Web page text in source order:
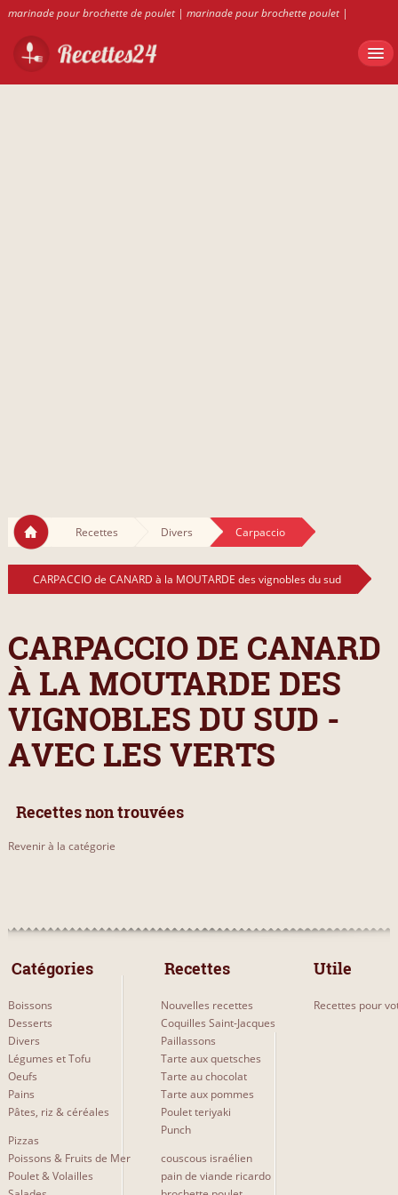
marinade pour brochette de poulet| marinade pour brochette poulet|
marinade pour brochettes de poulet
|
recette salade de pates|marinade pour brochette poulet
Recettes Divers Carpaccio
CARPACCIO de CANARD à la MOUTARDE des vignobles du sud
CARPACCIO DE CANARD
À LA MOUTARDE DES
VIGNOBLES DU SUD -
AVEC LES VERTS
Recettes non trouvées
Revenir à la catégorie
Catégories
Boissons
Desserts
Divers
Légumes et Tofu
Oeufs
Pains
Pâtes, riz & céréales
Pizzas
Poissons & Fruits de Mer
Poulet & Volailles
Recettes
Nouvelles recettes
Coquilles Saint-Jacques
Paillassons
Tarte aux quetsches
Tarte au chocolat
Tarte aux pommes
Poulet teriyaki
Punch
couscous israélien
pain de viande ricardo
Utile
Recettes pour